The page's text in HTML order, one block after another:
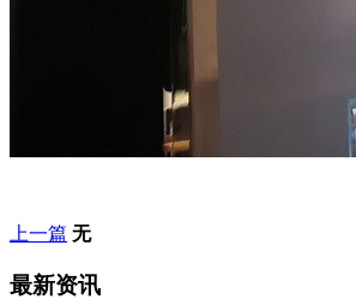
上一篇 无
最新资讯